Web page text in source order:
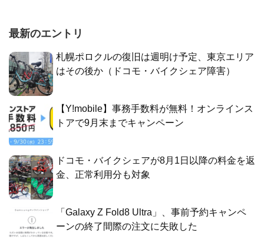
最新のエントリ
札幌ポロクルの復旧は週明け予定、東京エリア
はその後か（ドコモ・バイクシェア障害）
【Y!mobile】事務手数料が無料！オンラインス
トアで9月末までキャンペーン
ドコモ・バイクシェアが8月1日以降の料金を返
金、正常利用分も対象
「Galaxy Z Fold8 Ultra」、事前予約キャンペ
ーンの終了間際の注文に失敗した